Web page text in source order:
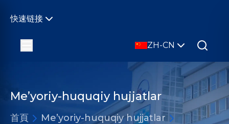
快速链接
ZH-CN
Me’yoriy-huquqiy hujjatlar
首頁
Me’yoriy-huquqiy hujjatlar